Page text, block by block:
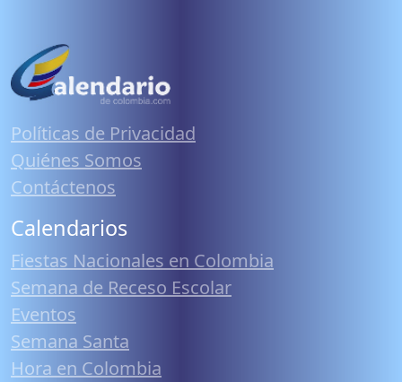
Políticas de Privacidad
Quiénes Somos
Contáctenos
Calendarios
Fiestas Nacionales en Colombia
Semana de Receso Escolar
Eventos
Semana Santa
Hora en Colombia